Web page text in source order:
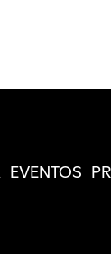
EVENTOS